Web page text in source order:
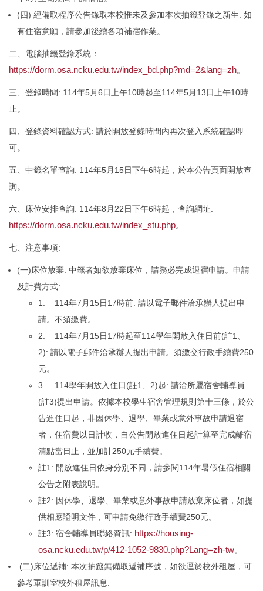
(四) 經備取程序公告錄取本校惟未及參加本次抽籤登錄之新生: 如
有住宿意願，請參加後續各項補宿作業。
二、電腦抽籤登錄系統：
https://dorm.osa.ncku.edu.tw/index_bd.php?md=2&lang=zh。
三、登錄時間: 114年5月6日上午10時起至114年5月13日上午10時
止。
四、登錄資料確認方式: 請於開放登錄時間內再次登入系統確認即
可。
五、中籤名單查詢: 114年5月15日下午6時起，於本公告頁面開放查
詢。
六、床位安排查詢: 114年8月22日下午6時起，查詢網址:
https://dorm.osa.ncku.edu.tw/index_stu.php。
七、注意事項:
(一)床位放棄: 中籤者如欲放棄床位，請務必完成退宿申請。申請
及計費方式:
1. 114年7月15日17時前: 請以電子郵件洽承辦人提出申
請。不須繳費。
2. 114年7月15日17時起至114學年開放入住日前(註1、
2): 請以電子郵件洽承辦人提出申請。須繳交行政手續費250
元。
3. 114學年開放入住日(註1、2)起: 請洽所屬宿舍輔導員
(註3)提出申請。依據本校學生宿舍管理規則第十三條，於公
告進住日起，非因休學、退學、畢業或意外事故申請退宿
者，住宿費以日計收，自公告開放進住日起計算至完成離宿
清點當日止，並加計250元手續費。
註1: 開放進住日依身分別不同，請參閱114年暑假住宿相關
公告之附表說明。
註2: 因休學、退學、畢業或意外事故申請放棄床位者，如提
供相應證明文件，可申請免繳行政手續費250元。
註3: 宿舍輔導員聯絡資訊: https://housing-
osa.ncku.edu.tw/p/412-1052-9830.php?Lang=zh-tw。
(二)床位遞補: 本次抽籤無備取遞補序號，如欲逕於校外租屋，可
參考軍訓室校外租屋訊息: